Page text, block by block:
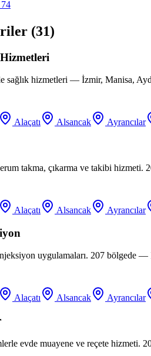
(31)
sağlık hizmetleri — İzmir, Manisa,
Alaçatı Alsancak Ayrancılar
takma, çıkarma ve takibi
Alaçatı Alsancak Ayrancılar
uygulamaları. 207 bölgede
Alaçatı Alsancak Ayrancılar
evde muayene ve reçete